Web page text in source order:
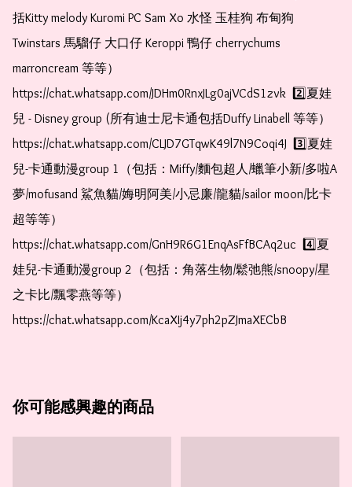
括Kitty melody Kuromi PC Sam Xo 水怪 玉桂狗 布甸狗
Twinstars 馬騮仔 大口仔 Keroppi 鴨仔 cherrychums
marroncream 等等）
https://chat.whatsapp.com/JDHm0RnxJLg0ajVCdS1zvk  2️⃣夏娃
兒 - Disney group (所有迪士尼卡通包括Duffy Linabell 等等）
https://chat.whatsapp.com/CLJD7GTqwK49l7N9Coqi4J  3️⃣夏娃
兒-卡通動漫group 1（包括：Miffy/麵包超人/蠟筆小新/多啦A
夢/mofusand 鯊魚貓/娒明阿美/小忌廉/龍貓/sailor moon/比卡
超等等）
https://chat.whatsapp.com/GnH9R6G1EnqAsFfBCAq2uc  4️⃣夏
娃兒-卡通動漫group 2（包括：角落生物/鬆弛熊/snoopy/星
之卡比/飄零燕等等）
https://chat.whatsapp.com/KcaXIj4y7ph2pZJmaXECbB
你可能感興趣的商品